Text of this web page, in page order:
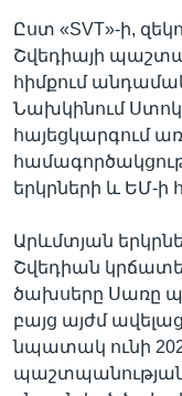
Ըստ «SVT»-ի,
Շվեդիայի
հիմքում
Նախկինում
հայեցկարգում
երկրների և ԵՄ-ի
Արևմտյան
Շվեդիան
ծախսերը Սառը
բայց այժմ
նպատակ ունի